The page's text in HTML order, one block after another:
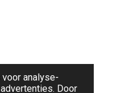
analyse-
Door